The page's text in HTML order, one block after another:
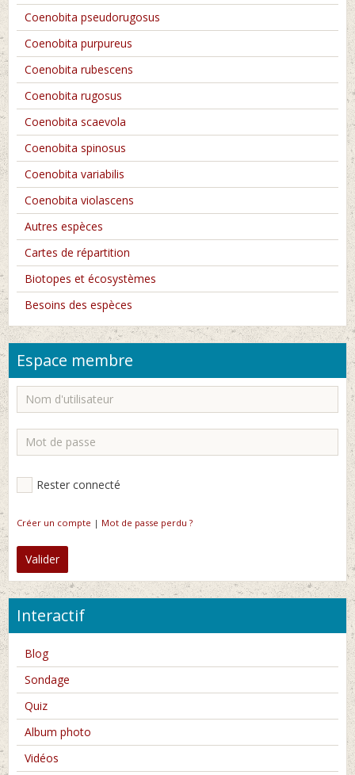
Coenobita pseudorugosus
Coenobita purpureus
Coenobita rubescens
Coenobita rugosus
Coenobita scaevola
Coenobita spinosus
Coenobita variabilis
Coenobita violascens
Autres espèces
Cartes de répartition
Biotopes et écosystèmes
Besoins des espèces
Espace membre
Rester connecté
Créer un compte | Mot de passe perdu ?
Valider
Interactif
Blog
Sondage
Quiz
Album photo
Vidéos